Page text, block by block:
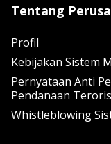
Tentang
Profil
Kebijakan Sistem
Pernyataan Anti
Pendanaan
Whistleblowing